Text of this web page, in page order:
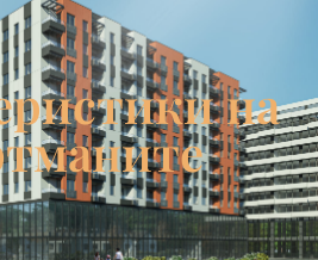
на